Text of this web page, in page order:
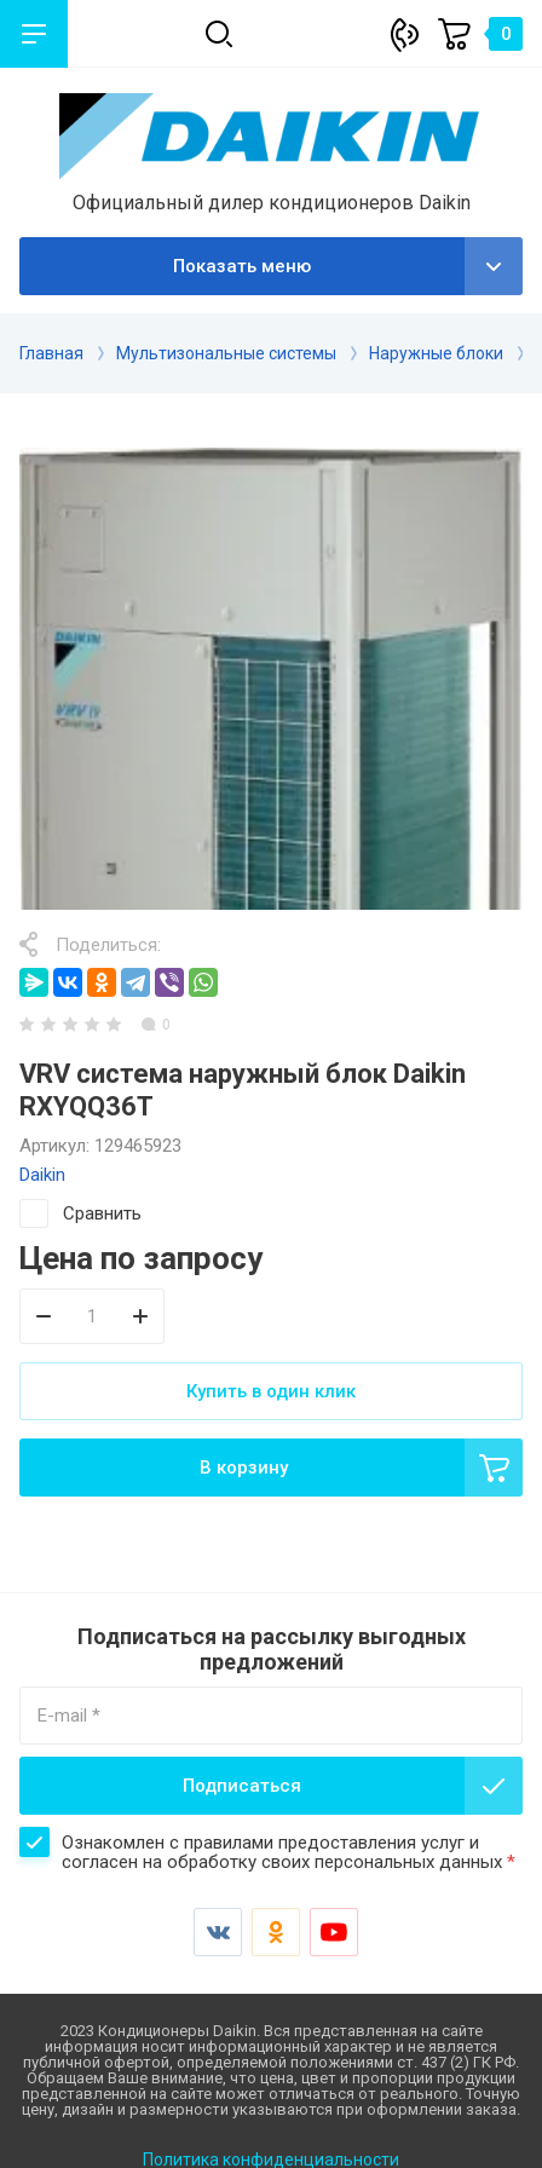
0
Официальный дилер кондиционеров Daikin
Показать меню
Главная Мультизональные системы Наружные блоки
Поделиться:
0
VRV система наружный блок Daikin
RXYQQ36T
Артикул: 129465923
Daikin
Сравнить
Цена по запросу
В корзину
Купить в один клик
Подписаться на рассылку выгодных
предложений
Ознакомлен с правилами предоставления услуг и
согласен на обработку своих персональных данных *
Подписаться
2023 Кондиционеры Daikin. Вся представленная на сайте
информация носит информационный характер и не является
публичной офертой, определяемой положениями ст. 437 (2) ГК РФ.
Обращаем Ваше внимание, что цена, цвет и пропорции продукции
представленной на сайте может отличаться от реального. Точную
цену, дизайн и размерности указываются при оформлении заказа.
Политика конфиденциальности